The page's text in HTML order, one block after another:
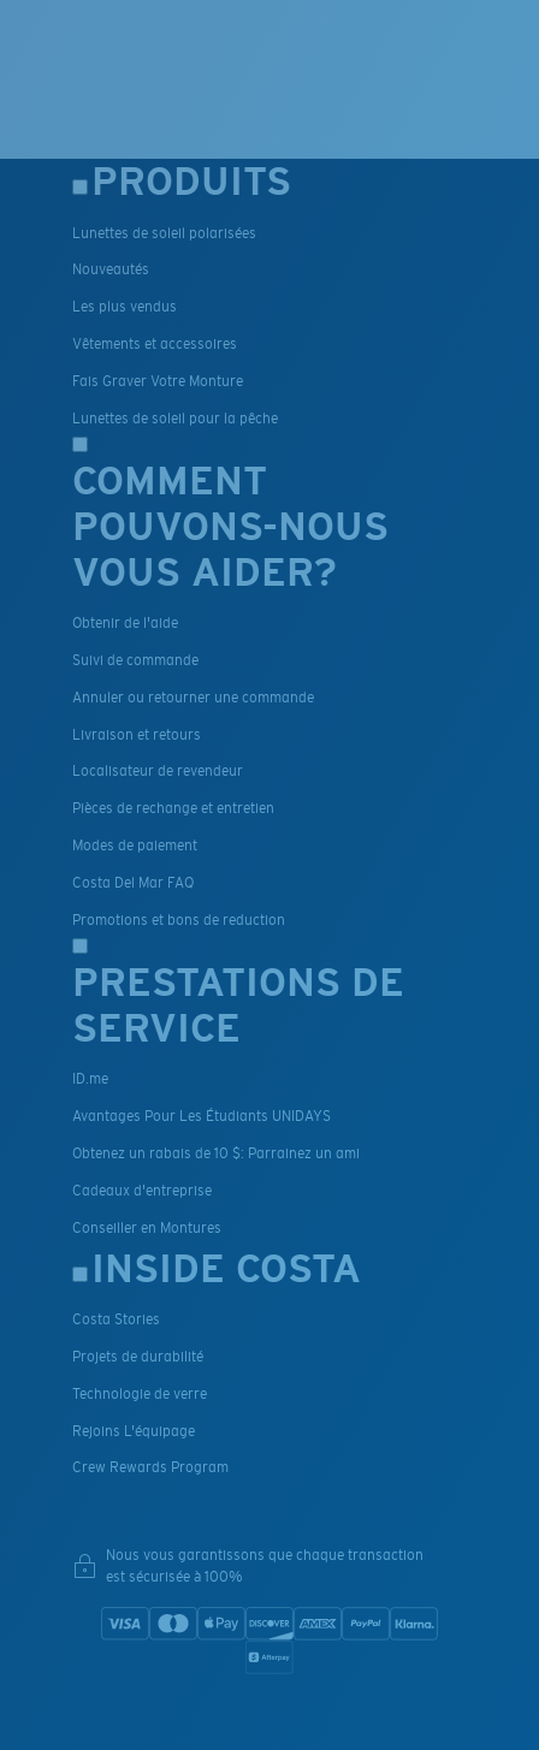
PRODUITS
Lunettes de soleil polarisées
Nouveautés
Les plus vendus
Vêtements et accessoires
Fais Graver Votre Monture
Lunettes de soleil pour la pêche
COMMENT
POUVONS-NOUS
VOUS AIDER?
Obtenir de l'aide
Suivi de commande
Annuler ou retourner une commande
Livraison et retours
Localisateur de revendeur
Pièces de rechange et entretien
Modes de paiement
Costa Del Mar FAQ
Promotions et bons de reduction
PRESTATIONS DE
SERVICE
ID.me
Avantages Pour Les Étudiants UNIDAYS
Obtenez un rabais de 10 $: Parrainez un ami
Cadeaux d'entreprise
Conseiller en Montures
INSIDE COSTA
Costa Stories
Projets de durabilité
Technologie de verre
Rejoins L'équipage
Crew Rewards Program
Nous vous garantissons que chaque transaction
est sécurisée à 100%